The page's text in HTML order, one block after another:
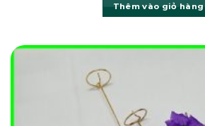
Thêm vào giỏ hàng